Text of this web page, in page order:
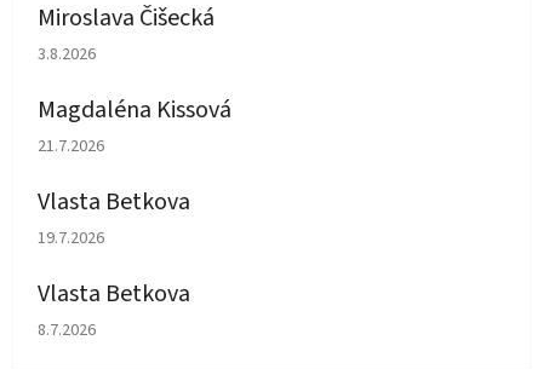
Miroslava Čišecká
Hodnotenie obchodu je 1 z 5 hviezdičiek.
3.8.2026
Magdaléna Kissová
Hodnotenie obchodu je 5 z 5 hviezdičiek.
21.7.2026
Vlasta Betkova
Hodnotenie obchodu je 5 z 5 hviezdičiek.
19.7.2026
Vlasta Betkova
Hodnotenie obchodu je 4 z 5 hviezdičiek.
8.7.2026